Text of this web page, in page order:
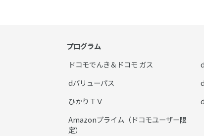
プログラム
ドコモでんき＆ドコモ ガス
dバリューパス
ひかりＴＶ
Amazonプライム（ドコモユーザー限
定）